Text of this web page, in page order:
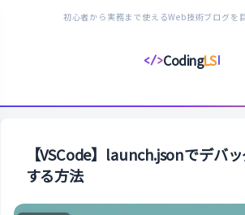
初心者から実務まで使えるWeb技術ブログを
</>CodingLS
コ
デ
ン
【VSCode】launch.jsonでデバ
する方法